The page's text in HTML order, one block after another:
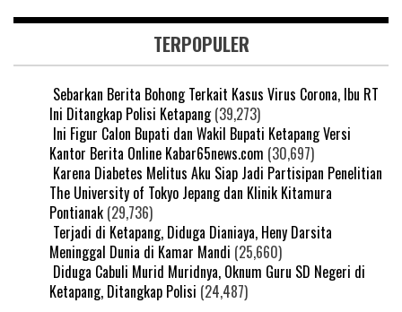
TERPOPULER
Sebarkan Berita Bohong Terkait Kasus Virus Corona, Ibu RT
Ini Ditangkap Polisi Ketapang (39,273)
Ini Figur Calon Bupati dan Wakil Bupati Ketapang Versi
Kantor Berita Online Kabar65news.com (30,697)
Karena Diabetes Melitus Aku Siap Jadi Partisipan Penelitian
The University of Tokyo Jepang dan Klinik Kitamura
Pontianak (29,736)
Terjadi di Ketapang, Diduga Dianiaya, Heny Darsita
Meninggal Dunia di Kamar Mandi (25,660)
Diduga Cabuli Murid Muridnya, Oknum Guru SD Negeri di
Ketapang, Ditangkap Polisi (24,487)